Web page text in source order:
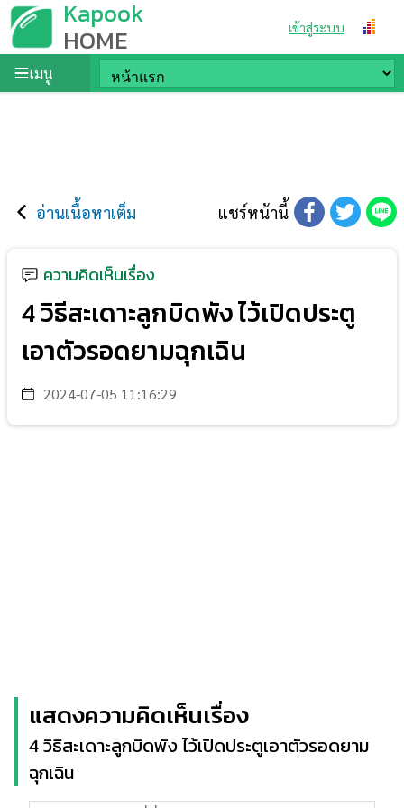
Kapook
HOME เข้าสู่ระบบ
เมนู
อ่านเนื้อหาเต็ม แชร์หน้านี้
ความคิดเห็นเรื่อง
4 วิธีสะเดาะลูกบิดพัง ไว้เปิดประตู
เอาตัวรอดยามฉุกเฉิน
2024-07-05 11:16:29
แสดงความคิดเห็นเรื่อง
4 วิธีสะเดาะลูกบิดพัง ไว้เปิดประตูเอาตัวรอดยาม
ฉุกเฉิน